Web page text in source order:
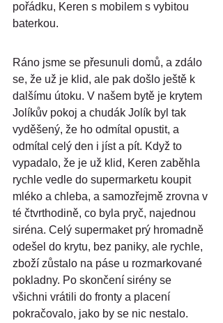
pořádku, Keren s mobilem s vybitou
baterkou.
Ráno jsme se přesunuli domů, a zdálo
se, že už je klid, ale pak došlo ještě k
dalšímu útoku. V našem bytě je krytem
Jolíkův pokoj a chudák Jolík byl tak
vyděšený, že ho odmítal opustit, a
odmítal celý den i jíst a pít. Když to
vypadalo, že je už klid, Keren zaběhla
rychle vedle do supermarketu koupit
mléko a chleba, a samozřejmě zrovna v
té čtvrthodině, co byla pryč, najednou
siréna. Celý supermaket prý hromadně
odešel do krytu, bez paniky, ale rychle,
zboží zůstalo na páse u rozmarkované
pokladny. Po skončení sirény se
všichni vrátili do fronty a placení
pokračovalo, jako by se nic nestalo.